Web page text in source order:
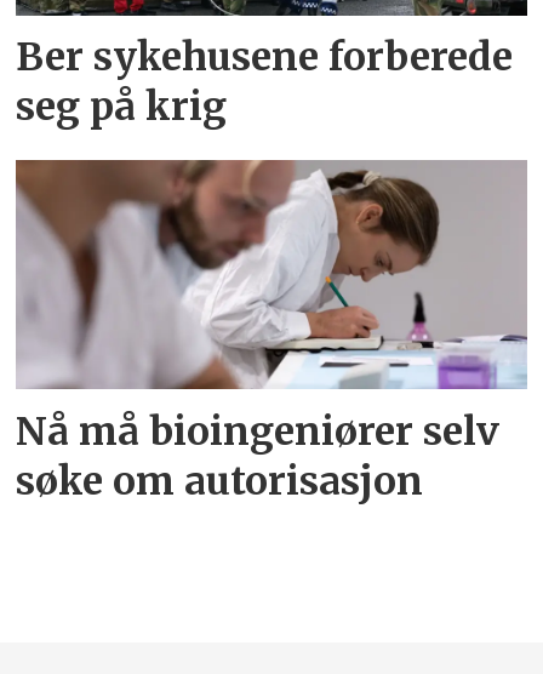
Ber sykehusene forberede
seg på krig
Nå må bioingeniører selv
søke om autorisasjon